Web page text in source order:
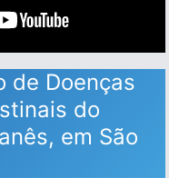
de Doenças
do
em São